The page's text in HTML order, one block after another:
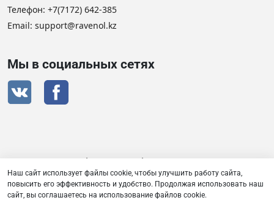
Телефон: +7(7172) 642-385
Email: support@ravenol.kz
Мы в социальных сетях
Сертификат дистрибьютора RAVENOL
Товарищество с ограниченной ответственностью «Плаза
Наш сайт использует файлы cookie, чтобы улучшить работу сайта,
повысить его эффективность и удобство. Продолжая использовать наш
сайт, вы соглашаетесь на использование файлов cookie.